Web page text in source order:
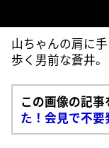
山ちゃんの肩に
歩く男前な蒼井。
この画像の記事
た！会見で不